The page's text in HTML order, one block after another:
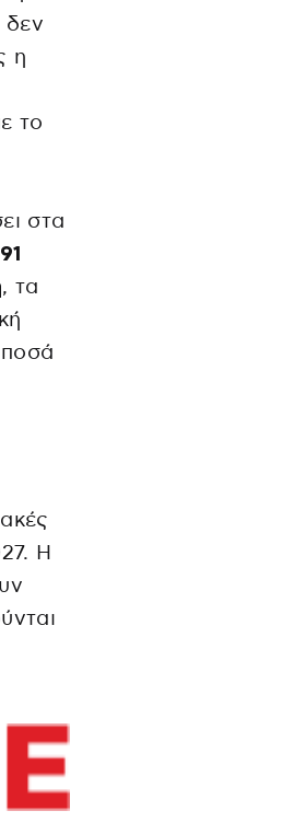
δεν
η
το
στα
, τα
ποσά
Η